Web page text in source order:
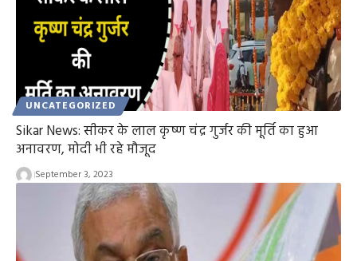
UNCATEGORIZED
Sikar News: सीकर के लाल कृष्ण चंद्र गुर्जर की मूर्ति का हुआ
अनावरण, मोदी भी रहे मौजूद
September 3, 2023